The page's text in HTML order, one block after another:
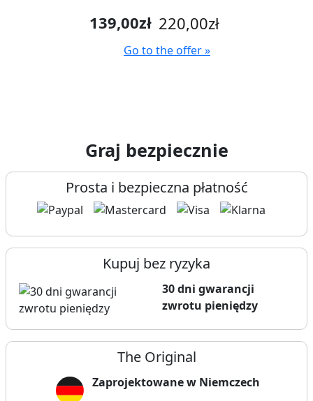
139,00zł 220,00zł
Go to the offer »
Graj bezpiecznie
Prosta i bezpieczna płatność
Kupuj bez ryzyka
30 dni gwarancji
zwrotu pieniędzy
The Original
Zaprojektowane w Niemczech